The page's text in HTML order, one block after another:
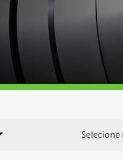
Selecione